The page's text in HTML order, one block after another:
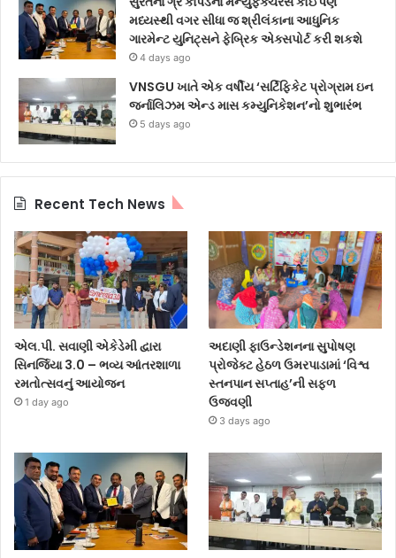
મધ્યસ્થી વગર સીધા જ શ્રીલંકાના આધુનિક
ગારમેન્ટ યુનિટ્સને ફેબ્રિક એક્સપોર્ટ કરી શકશે
4 days ago
VNSGU ખાતે એક વર્ષીય ‘સર્ટિફિકેટ પ્રોગ્રામ ઇન
જર્નાલિઝમ એન્ડ માસ કમ્યુનિકેશન’નો શુભારંભ
5 days ago
Recent Tech News
એલ.પી. સવાણી એકેડેમી દ્વારા
સિનર્જિયા 3.0 – ભવ્ય આંતરશાળા
રમતોત્સવનું આયોજન
1 day ago
અદાણી ફાઉન્ડેશનના સુપોષણ
પ્રોજેક્ટ હેઠળ ઉમરપાડામાં ‘વિશ્વ
સ્તનપાન સપ્તાહ’ની સફળ
ઉજવણી
3 days ago